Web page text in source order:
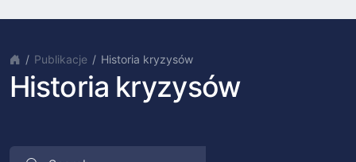
Publikacje Historia kryzysów
Historia kryzysów